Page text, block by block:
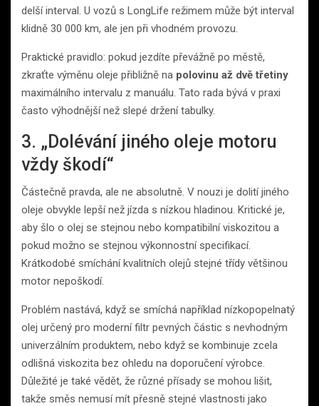
delší interval. U vozů s LongLife režimem může být interval
klidně 30 000 km, ale jen při vhodném provozu.
Praktické pravidlo: pokud jezdíte převážně po městě,
zkraťte výměnu oleje přibližně na polovinu až dvě třetiny
maximálního intervalu z manuálu. Tato rada bývá v praxi
často výhodnější než slepé držení tabulky.
3. „Dolévání jiného oleje motoru
vždy škodí“
Částečně pravda, ale ne absolutně. V nouzi je dolití jiného
oleje obvykle lepší než jízda s nízkou hladinou. Kritické je,
aby šlo o olej se stejnou nebo kompatibilní viskozitou a
pokud možno se stejnou výkonnostní specifikací.
Krátkodobé smíchání kvalitních olejů stejné třídy většinou
motor nepoškodí.
Problém nastává, když se smíchá například nízkopopelnatý
olej určený pro moderní filtr pevných částic s nevhodným
univerzálním produktem, nebo když se kombinuje zcela
odlišná viskozita bez ohledu na doporučení výrobce.
Důležité je také vědět, že různé přísady se mohou lišit,
takže směs nemusí mít přesně stejné vlastnosti jako